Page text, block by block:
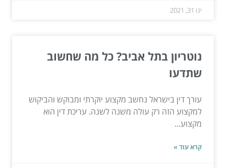
ינו 31, 2021
נוטריון בתל אביב? כל מה שחשוב
שתדעו
עורך דין בישראל נחשב מקצוע יוקרתי ומבוקש והביקוש
למקצוע הזה רק עולה משנה לשנה. עריכת דין הוא
מקצוע...
קרא עוד »